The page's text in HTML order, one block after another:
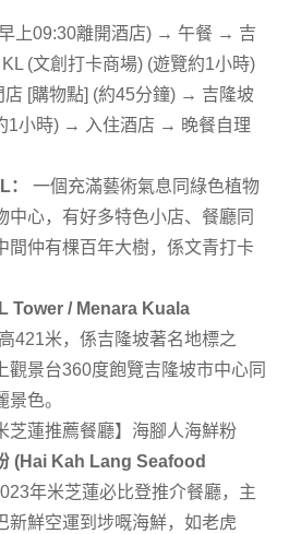
上09:30離開酒店) → 午餐 → 吉
(文創打卡商場) (遊覽約1小時)
[購物點] (約45分鐘) → 吉隆坡
1小時) → 入住酒店 → 晚餐自理
一個充滿藝術氣息同綠色植物
中心，有好多特色小店、餐廳同
間仲有棵百年大樹，係文青打卡
Tower / Menara Kuala
高421米，係吉隆坡著名地標之
觀景台360度飽覽吉隆坡市中心同
景色。
芝蓮推薦餐廳】海腳人海鮮粉
(Hai Kah Lang Seafood
年米芝蓮必比登推介餐廳，主
新鮮空運到埗嘅海鮮，如老虎